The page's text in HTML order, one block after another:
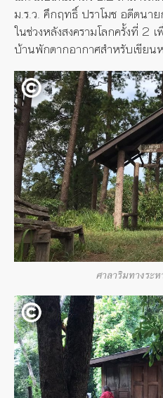
ม.ร.ว. คึกฤทธิ์ ปราโมช อดีตน
ในช่วงหลังสงครามโลกครั้งที่ 2
บ้านพักตากอากาศสำหรับเขียน
ศาลาริมทางระ